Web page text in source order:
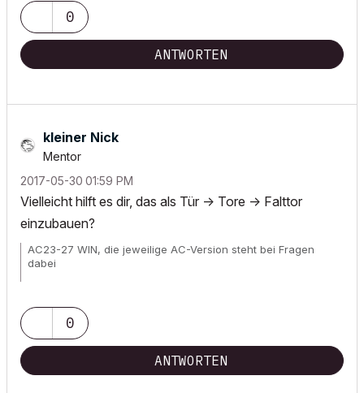
0
ANTWORTEN
kleiner Nick
Mentor
‎2017-05-30 01:59 PM
Vielleicht hilft es dir, das als Tür -> Tore -> Falttor
einzubauen?
AC23-27 WIN, die jeweilige AC-Version steht bei Fragen
dabei
0
ANTWORTEN